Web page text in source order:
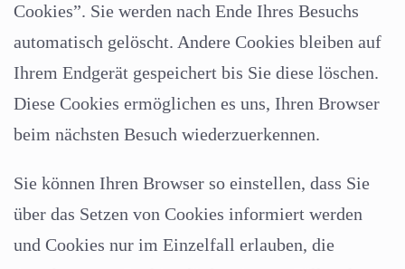
Cookies”. Sie werden nach Ende Ihres Besuchs
automatisch gelöscht. Andere Cookies bleiben auf
Ihrem Endgerät gespeichert bis Sie diese löschen.
Diese Cookies ermöglichen es uns, Ihren Browser
beim nächsten Besuch wiederzuerkennen.
Sie können Ihren Browser so einstellen, dass Sie
über das Setzen von Cookies informiert werden
und Cookies nur im Einzelfall erlauben, die